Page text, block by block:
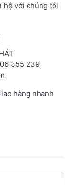
hệ với chúng tôi
355 239
hàng nhanh